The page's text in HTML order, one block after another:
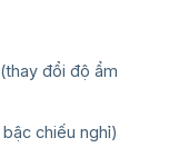
đổi độ ẩm
chiếu nghỉ)